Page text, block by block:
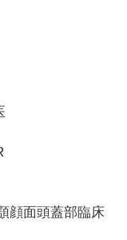
顔面頭蓋部臨床